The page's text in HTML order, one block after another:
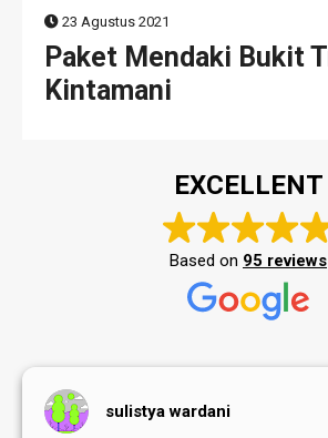
23 Agustus 2021
Paket Mendaki Bukit
Kintamani
EXCELLENT
Based on 95 reviews
sulistya wardani